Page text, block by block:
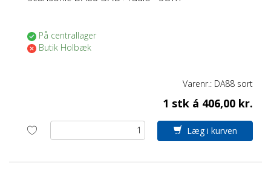
På centrallager
Butik Holbæk
Varenr.: DA88 sort
1 stk á 406,00 kr.
Læg i kurven
Information til kunder